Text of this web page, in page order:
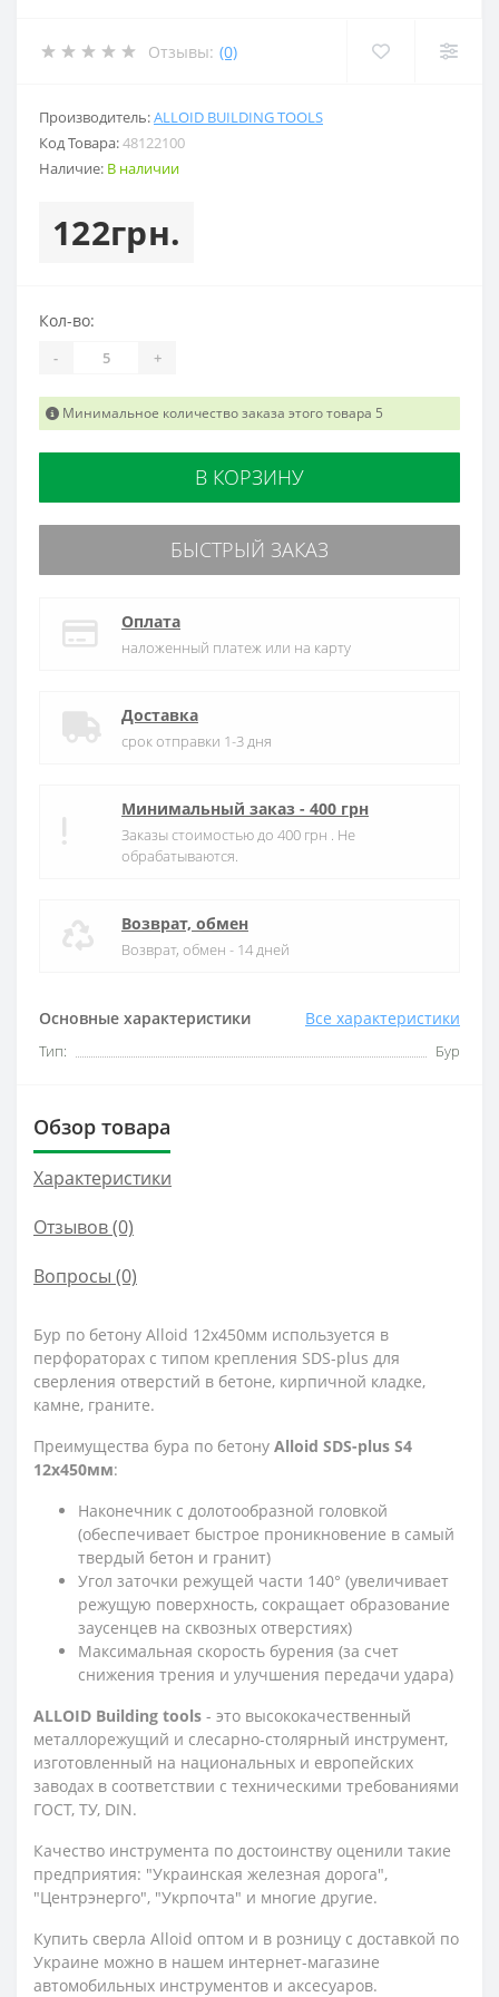
Отзывы: (0)
Производитель:ALLOID BUILDING TOOLS
Код Товара:48122100
Наличие: В наличии
122грн.
Основные характеристики Все характеристики
Тип: Бур
Кол-во:
- +
Минимальное количество заказа этого товара 5
В КОРЗИНУ
БЫСТРЫЙ ЗАКАЗ
Оплата
наложенный платеж или на карту
Доставка
срок отправки 1-3 дня
Минимальный заказ - 400 грн
Заказы стоимостью до 400 грн . Не
обрабатываются.
Возврат, обмен
Возврат, обмен - 14 дней
Обзор товара
Характеристики
Отзывов (0)
Вопросы (0)
Бур по бетону Alloid 12x450мм используется в
перфораторах с типом крепления SDS-plus для
сверления отверстий в бетоне, кирпичной кладке,
камне, граните.
Преимущества бура по бетону Alloid SDS-plus S4
12x450мм:
Наконечник с долотообразной головкой
(обеспечивает быстрое проникновение в самый
твердый бетон и гранит)
Угол заточки режущей части 140° (увеличивает
режущую поверхность, сокращает образование
заусенцев на сквозных отверстиях)
Максимальная скорость бурения (за счет
снижения трения и улучшения передачи удара)
ALLOID Building tools - это высококачественный
металлорежущий и слесарно-столярный инструмент,
изготовленный на национальных и европейских
заводах в соответствии с техническими требованиями
ГОСТ, ТУ, DIN.
Качество инструмента по достоинству оценили такие
предприятия: "Украинская железная дорога",
"Центрэнерго", "Укрпочта" и многие другие.
Купить сверла Alloid оптом и в розницу с доставкой по
Украине можно в нашем интернет-магазине
автомобильных инструментов и аксесуаров.